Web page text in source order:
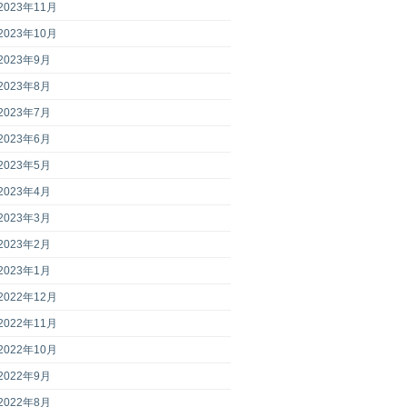
年11月
年10月
年9月
年8月
年7月
年6月
年5月
年4月
年3月
年2月
年1月
年12月
年11月
年10月
年9月
年8月